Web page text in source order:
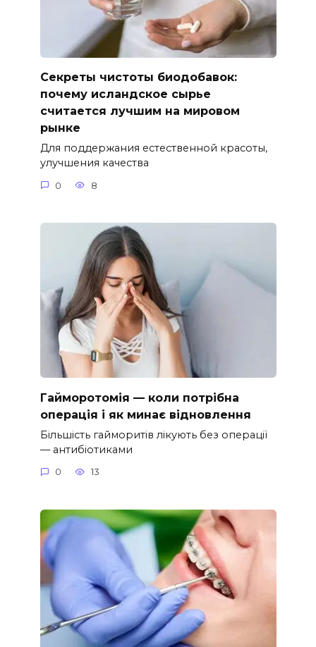
Секреты чистоты биодобавок:
почему исландское сырье
считается лучшим на мировом
рынке
Для поддержания естественной красоты,
улучшения качества
0 8
Гайморотомія — коли потрібна
операція і як минає відновлення
Більшість гайморитів лікують без операції
— антибіотиками
0 13